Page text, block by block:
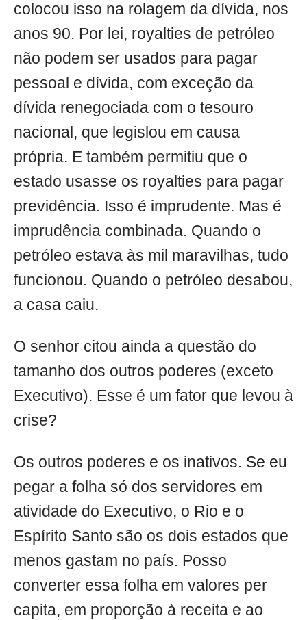
colocou isso na rolagem da dívida, nos
anos 90. Por lei, royalties de petróleo
não podem ser usados para pagar
pessoal e dívida, com exceção da
dívida renegociada com o tesouro
nacional, que legislou em causa
própria. E também permitiu que o
estado usasse os royalties para pagar
previdência. Isso é imprudente. Mas é
imprudência combinada. Quando o
petróleo estava às mil maravilhas, tudo
funcionou. Quando o petróleo desabou,
a casa caiu.
O senhor citou ainda a questão do
tamanho dos outros poderes (exceto
Executivo). Esse é um fator que levou à
crise?
Os outros poderes e os inativos. Se eu
pegar a folha só dos servidores em
atividade do Executivo, o Rio e o
Espírito Santo são os dois estados que
menos gastam no país. Posso
converter essa folha em valores per
capita, em proporção à receita e ao